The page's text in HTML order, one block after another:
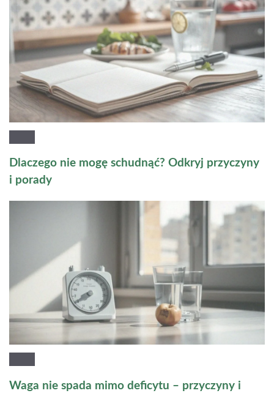
Dlaczego nie mogę schudnąć? Odkryj przyczyny
i porady
Waga nie spada mimo deficytu – przyczyny i